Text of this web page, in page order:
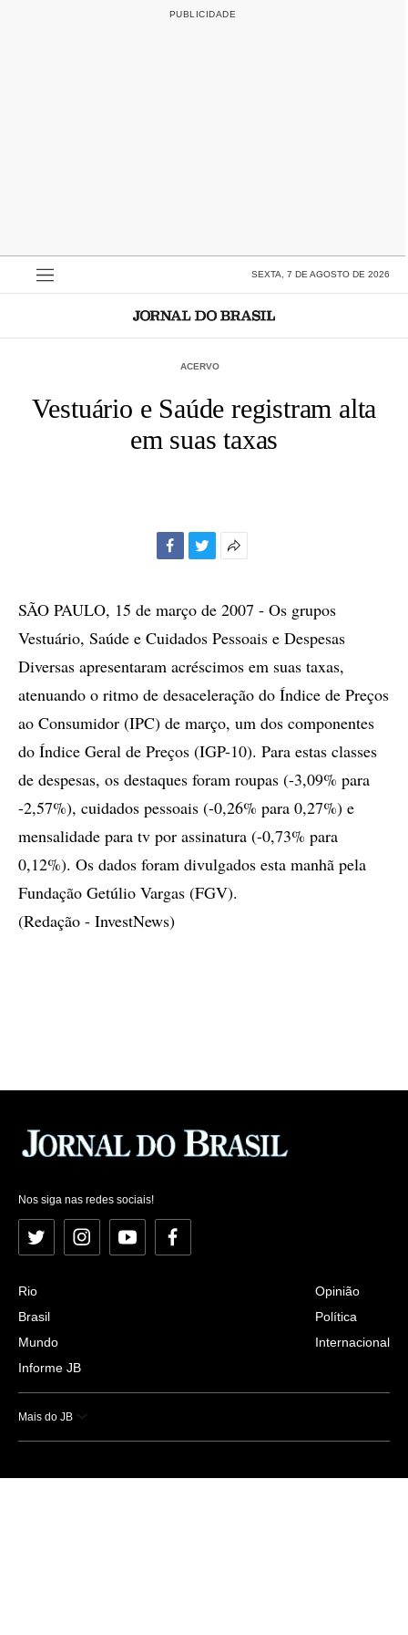
SEXTA, 7 DE AGOSTO DE 2026
ACERVO
Vestuário e Saúde registram alta
em suas taxas
compartilhamento
SÃO PAULO, 15 de março de 2007 - Os grupos
Vestuário, Saúde e Cuidados Pessoais e Despesas
Diversas apresentaram acréscimos em suas taxas,
atenuando o ritmo de desaceleração do Índice de Preços
ao Consumidor (IPC) de março, um dos componentes
do Índice Geral de Preços (IGP-10). Para estas classes
de despesas, os destaques foram roupas (-3,09% para
-2,57%), cuidados pessoais (-0,26% para 0,27%) e
mensalidade para tv por assinatura (-0,73% para
0,12%). Os dados foram divulgados esta manhã pela
Fundação Getúlio Vargas (FGV).
(Redação - InvestNews)
Nos siga nas redes sociais!
Twitter InstagramYouTubeFacebook
Rio
Brasil
Mundo
Informe JB
Opinião
Política
Internacional
Mais do JB
Esportes